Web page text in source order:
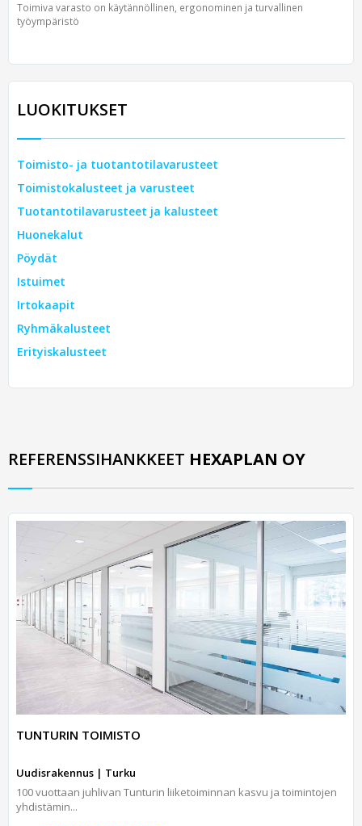
Toimiva varasto on käytännöllinen, ergonominen ja turvallinen
työympäristö
LUOKITUKSET
Toimisto- ja tuotantotilavarusteet
Toimistokalusteet ja varusteet
Tuotantotilavarusteet ja kalusteet
Huonekalut
Pöydät
Istuimet
Irtokaapit
Ryhmäkalusteet
Erityiskalusteet
REFERENSSIHANKKEET HEXAPLAN OY
TUNTURIN TOIMISTO
Uudisrakennus | Turku
100 vuottaan juhlivan Tunturin liiketoiminnan kasvu ja toimintojen
yhdistämin...